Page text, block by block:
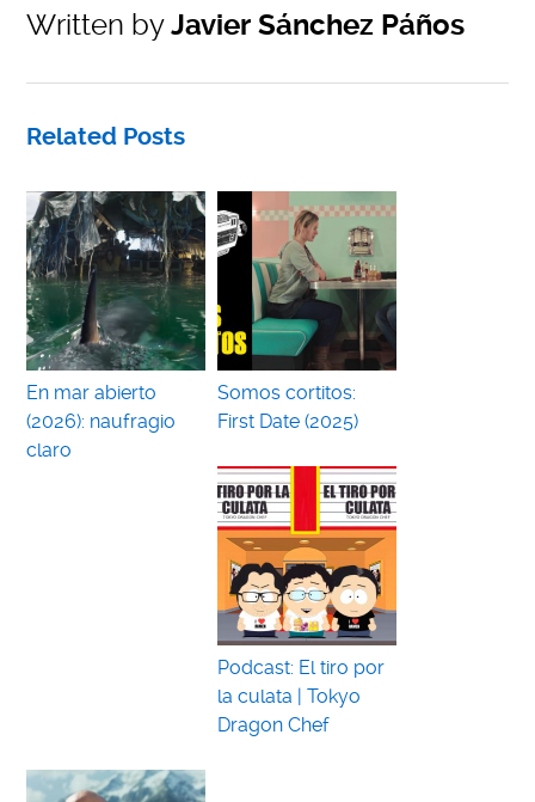
Written byJavier Sánchez Páños
Related Posts
En mar abierto
(2026): naufragio
claro
Somos cortitos:
First Date (2025)
Podcast: El tiro por
la culata | Tokyo
Dragon Chef